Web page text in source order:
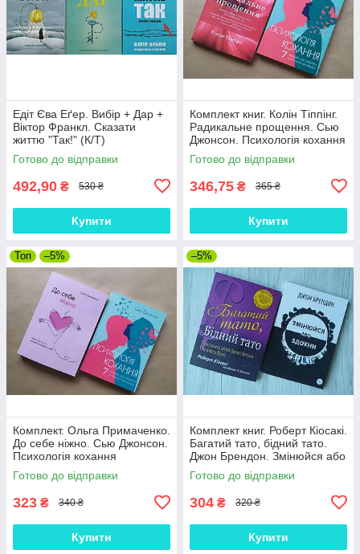
Едіт Єва Еґер. Вибір + Дар +
Віктор Франкл. Сказати
життю "Так!" (К/Т)
Готово до відправки
492,90 ₴ 530 ₴
Купити
Комплект книг. Колін Тіппінг.
Радикальне прощення. Сью
Джонсон. Психологія кохання
Готово до відправки
346,75 ₴ 365 ₴
Купити
Топ –5%
Комплект. Ольга Примаченко.
До себе ніжно. Сью Джонсон.
Психологія кохання
Готово до відправки
323 ₴ 340 ₴
Купити
–5%
Комплект книг. Роберт Кіосакі.
Багатий тато, бідний тато.
Джон Брендон. Змінюйся або
здохни
Готово до відправки
304 ₴ 320 ₴
Купити